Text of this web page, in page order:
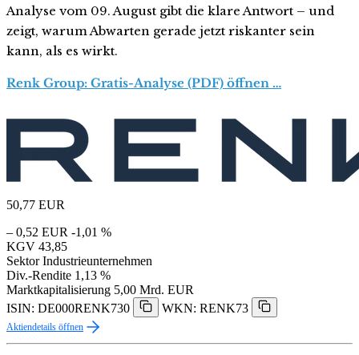
Analyse vom 09. August gibt die klare Antwort – und
zeigt, warum Abwarten gerade jetzt riskanter sein
kann, als es wirkt.
Renk Group: Gratis-Analyse (PDF) öffnen …
50,77 EUR
– 0,52 EUR -1,01 %
KGV 43,85
Sektor Industrieunternehmen
Div.-Rendite 1,13 %
Marktkapitalisierung 5,00 Mrd. EUR
ISIN: DE000RENK730
WKN: RENK73
Aktiendetails öffnen